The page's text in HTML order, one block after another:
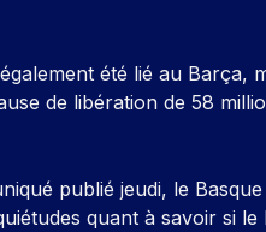
été lié au Barça,
de libération de 58
publié jeudi, le
quant à savoir si